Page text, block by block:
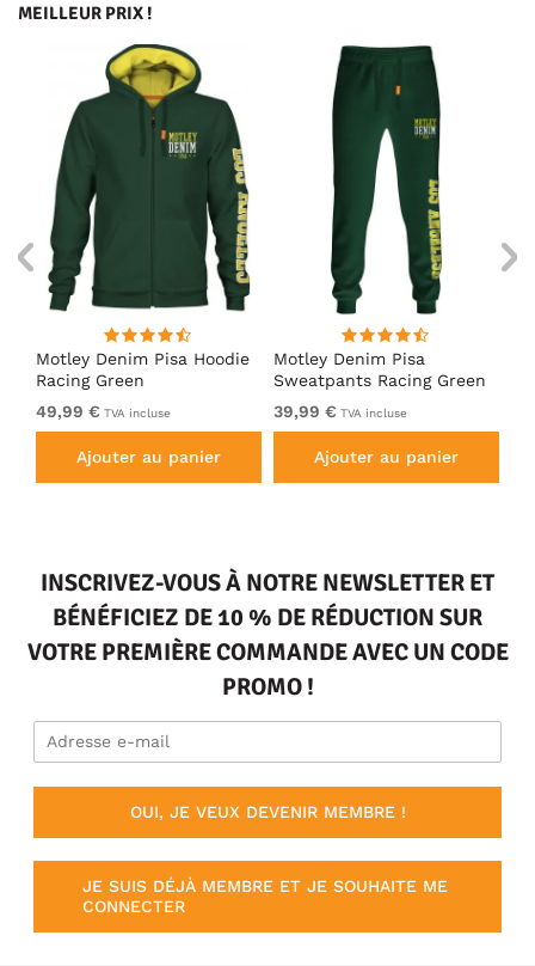
MEILLEUR PRIX !
Motley Denim Pisa Hoodie
Racing Green
49,99 € TVA incluse
Ajouter au panier
Motley Denim Pisa
Sweatpants Racing Green
39,99 € TVA incluse
Ajouter au panier
INSCRIVEZ-VOUS À NOTRE NEWSLETTER ET
BÉNÉFICIEZ DE 10 % DE RÉDUCTION SUR
VOTRE PREMIÈRE COMMANDE AVEC UN CODE
PROMO !
OUI, JE VEUX DEVENIR MEMBRE !
JE SUIS DÉJÀ MEMBRE ET JE SOUHAITE ME
CONNECTER